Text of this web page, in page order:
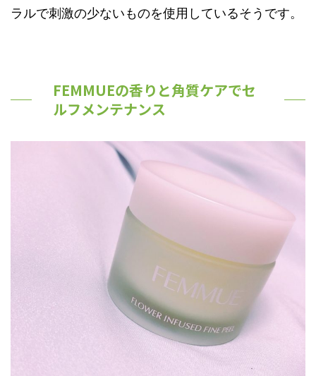
ラルで刺激の少ないものを使用しているそうです。
FEMMUEの香りと角質ケアでセ
ルフメンテナンス